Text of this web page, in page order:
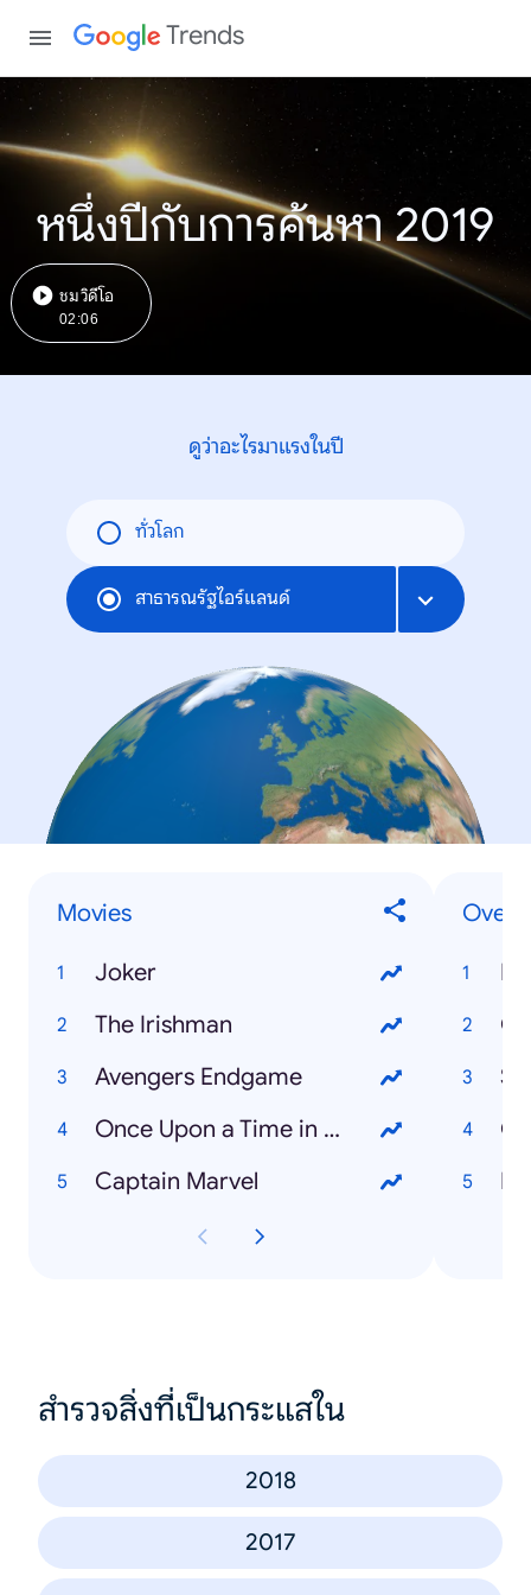
Trends
หนึ่งปีกับการค้นหา 2019
ชมวิดีโอ
02:06
ดูว่าอะไรมาแรงในปี
ทั่วโลก
สาธารณรัฐไอร์แลนด์
Movies
Joker
The Irishman
Avengers Endgame
Once Upon a Time in Hollywood
Captain Marvel
สำรวจสิ่งที่เป็นกระแสใน
2018
2017